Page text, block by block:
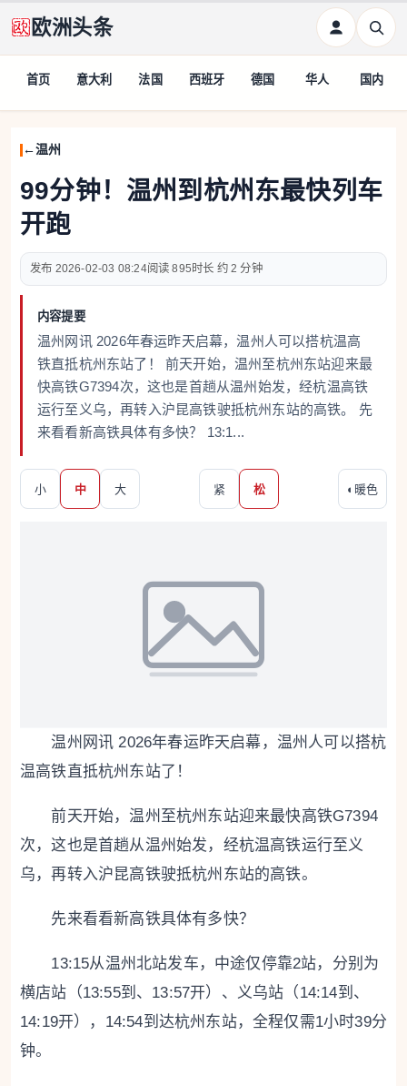
欧洲头条
首页 意大利 法国 西班牙 德国 华人 国内
温州
99分钟！温州到杭州东最快列车
开跑
2026-02-03 08:24 895 约 2 分钟
内容提要
温州网讯 2026年春运昨天启幕，温州人可以搭杭温高
铁直抵杭州东站了！ 前天开始，温州至杭州东站迎来最
快高铁G7394次，这也是首趟从温州始发，经杭温高铁
运行至义乌，再转入沪昆高铁驶抵杭州东站的高铁。 先
来看看新高铁具体有多快？ 13:1...
小 中 大 紧 松 ◐ 暖色
温州网讯 2026年春运昨天启幕，温州人可以搭杭
温高铁直抵杭州东站了！
前天开始，温州至杭州东站迎来最快高铁G7394
次，这也是首趟从温州始发，经杭温高铁运行至义
乌，再转入沪昆高铁驶抵杭州东站的高铁。
先来看看新高铁具体有多快？
13:15从温州北站发车，中途仅停靠2站，分别为
横店站（13:55到、13:57开）、义乌站（14:14到、
14:19开），14:54到达杭州东站，全程仅需1小时39分
钟。